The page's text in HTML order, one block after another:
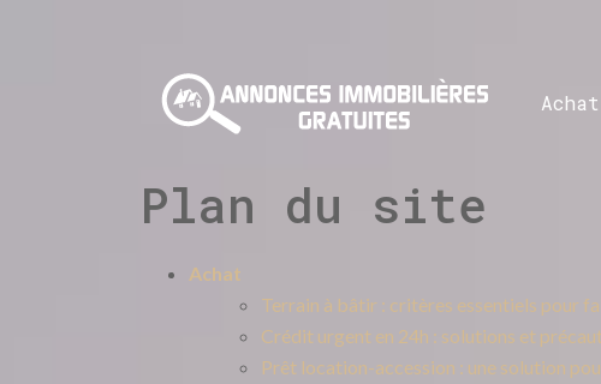
Achat
Plan du site
Achat
Terrain à bâtir : critères essentiels pour
Crédit urgent en 24h : solutions et
Prêt location-accession : une solution